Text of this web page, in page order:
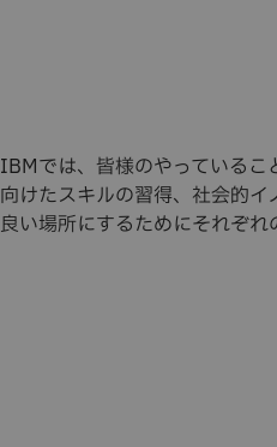
IBMでは、皆様のやっているこ
向けたスキルの習得、社会的
良い場所にするためにそれぞれ